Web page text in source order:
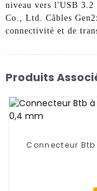
niveau vers l'USB 3.2
Co., Ltd. Câbles
connectivité et de
Produits
Connecteur